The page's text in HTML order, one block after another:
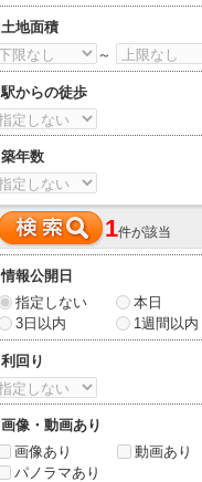
土地面積
～
駅からの徒歩
築年数
1件が該当
情報公開日
指定しない
本日
3日以内
1週間以内
利回り
画像・動画あり
画像あり
動画あり
パノラマあり